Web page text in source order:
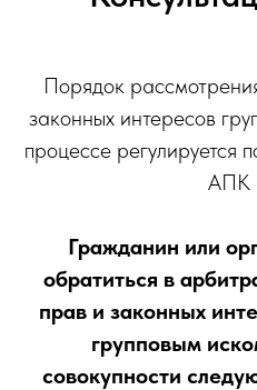
Порядок
законных интересов
процессе регулируется
АПК
Гражданин или
обратиться в
прав и законных
групповым
совокупности